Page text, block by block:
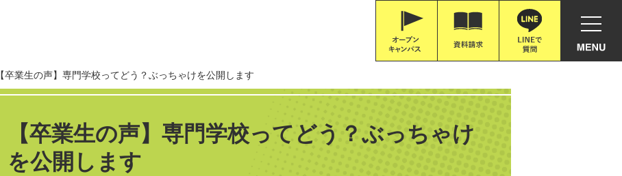
【卒業生の声】専門学校ってどう？ぶっちゃけを公開します
【卒業生の声】専門学校ってどう？ぶっちゃけ
を公開します